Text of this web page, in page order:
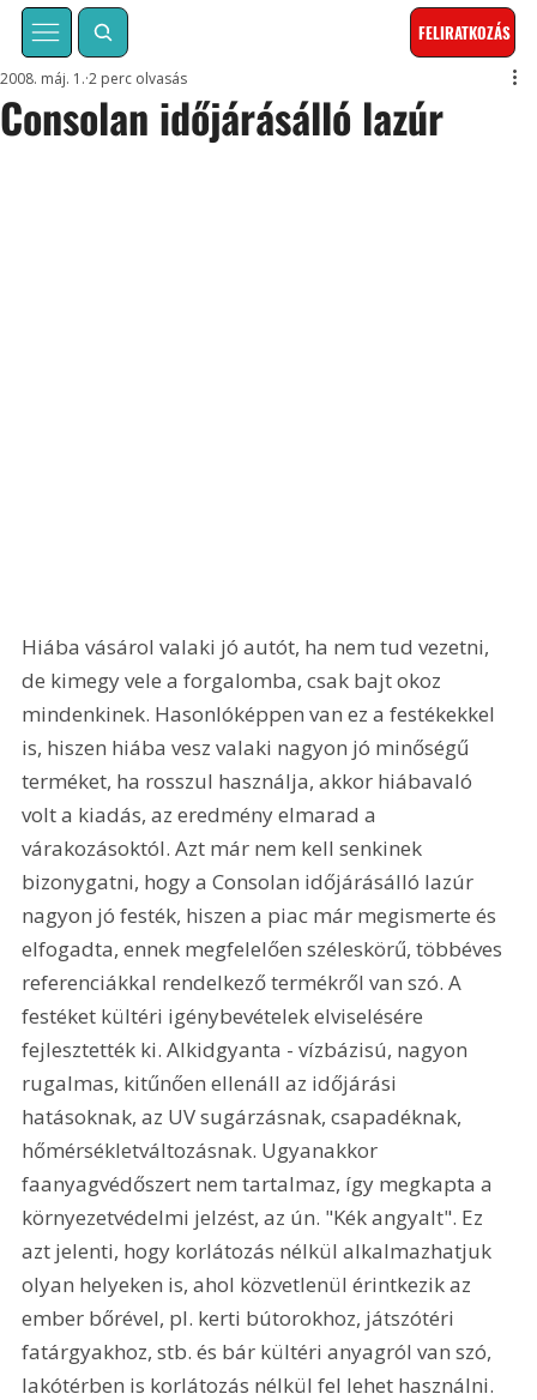
FELIRATKOZÁS
Consolan időjárásálló lazúr
2008. máj. 1. 2 perc olvasás
Hiába vásárol valaki jó autót, ha nem tud vezetni,
de kimegy vele a forgalomba, csak bajt okoz
mindenkinek. Hasonlóképpen van ez a festékekkel
is, hiszen hiába vesz valaki nagyon jó minőségű
terméket, ha rosszul használja, akkor hiábavaló
volt a kiadás, az eredmény elmarad a
várakozásoktól. Azt már nem kell senkinek
bizonygatni, hogy a Consolan időjárásálló lazúr
nagyon jó festék, hiszen a piac már megismerte és
elfogadta, ennek megfelelően széleskörű, többéves
referenciákkal rendelkező termékről van szó. A
festéket kültéri igénybevételek elviselésére
fejlesztették ki. Alkidgyanta - vízbázisú, nagyon
rugalmas, kitűnően ellenáll az időjárási
hatásoknak, az UV sugárzásnak, csapadéknak,
hőmérsékletváltozásnak. Ugyanakkor
faanyagvédőszert nem tartalmaz, így megkapta a
környezetvédelmi jelzést, az ún. "Kék angyalt". Ez
azt jelenti, hogy korlátozás nélkül alkalmazhatjuk
olyan helyeken is, ahol közvetlenül érintkezik az
ember bőrével, pl. kerti bútorokhoz, játszótéri
fatárgyakhoz, stb. és bár kültéri anyagról van szó,
lakótérben is korlátozás nélkül fel lehet használni.